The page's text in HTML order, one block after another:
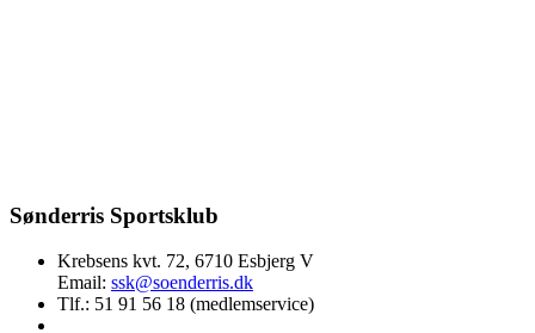
Sønderris Sportsklub
Krebsens kvt. 72, 6710 Esbjerg V
Email: ssk@soenderris.dk
Tlf.: 51 91 56 18 (medlemservice)